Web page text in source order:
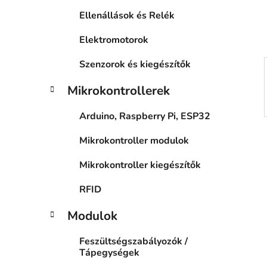
Ellenállások és Relék
Elektromotorok
Szenzorok és kiegészítők
Mikrokontrollerek
Arduino, Raspberry Pi, ESP32
Mikrokontroller modulok
Mikrokontroller kiegészítők
RFID
Modulok
Feszültségszabályozók /
Tápegységek